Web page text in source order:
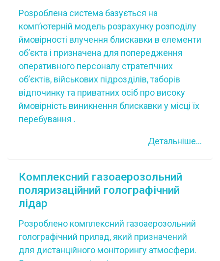
Розроблена система базується на
комп’ютерній модель розрахунку розподілу
ймовірності влучення блискавки в елементи
об’єкта і призначена для попередження
оперативного персоналу стратегічних
об’єктів, військових підрозділів, таборів
відпочинку та приватних осіб про високу
ймовірність виникнення блискавки у місці їх
перебування .
Детальніше...
Комплексний газоаерозольний
поляризаційний голографічний
лідар
Розроблено комплексний газоаерозольний
голографічний прилад, який призначений
для дистанційного моніторингу атмосфери.